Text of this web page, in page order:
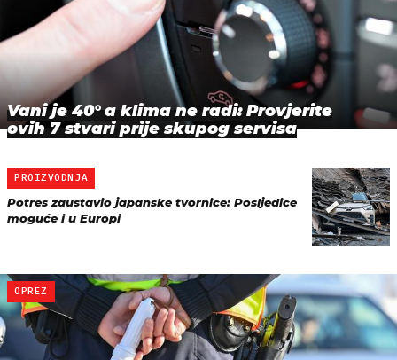
Vani je 40° a klima ne radi: Provjerite
ovih 7 stvari prije skupog servisa
PROIZVODNJA
Potres zaustavio japanske tvornice: Posljedice
moguće i u Europi
OPREZ